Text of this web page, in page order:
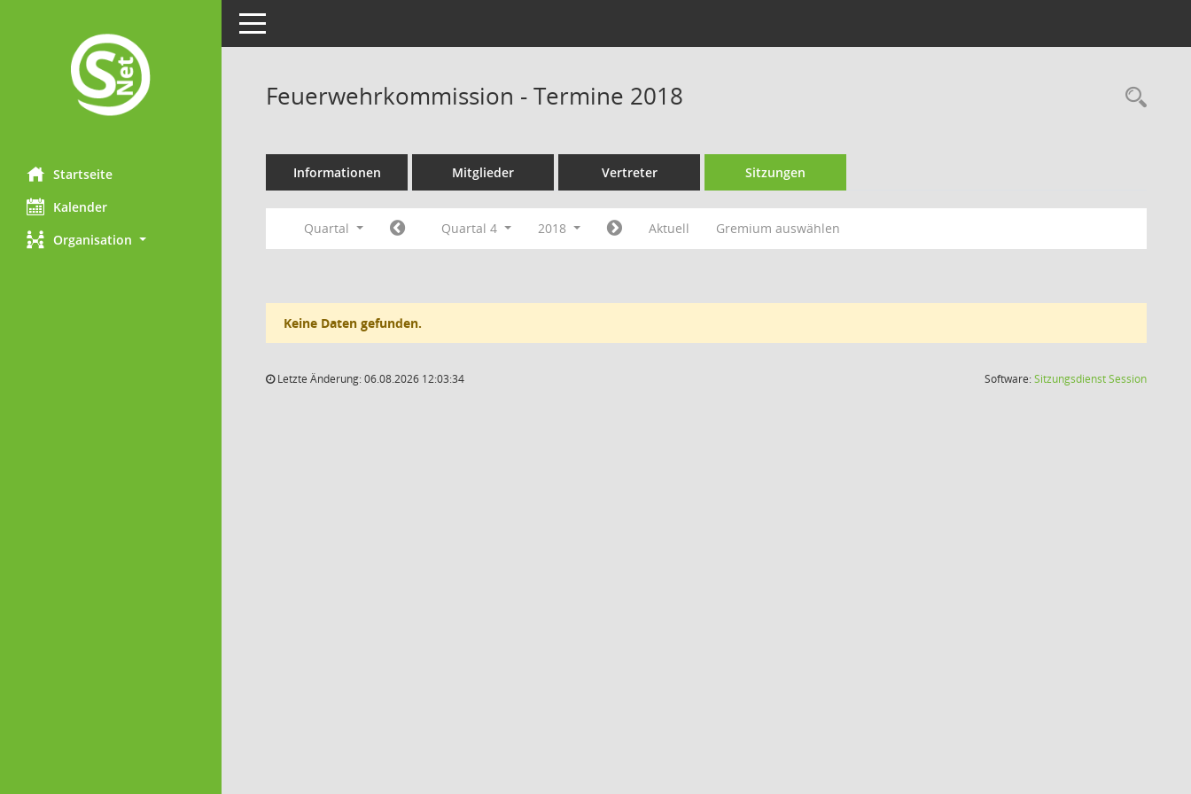
Startseite
Kalender
Organisation
Toggle navigation
Feuerwehrkommission - Termine 2018
Informationen Mitglieder Vertreter Sitzungen
Quartal Quartal 4 2018 Aktuell Gremium auswählen
Keine Daten gefunden.
Letzte Änderung: 06.08.2026 12:03:34 Software:SitzungsdienstSession(Wird in